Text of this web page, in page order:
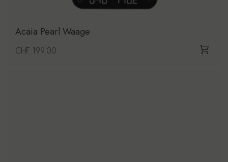
Acaia Pearl Waage
Regulärer Preis
CHF 199.00